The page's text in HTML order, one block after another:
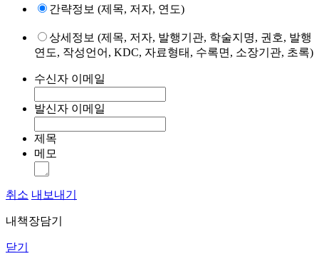
간략정보 (제목, 저자, 연도)
상세정보 (제목, 저자, 발행기관, 학술지명, 권호, 발행
연도, 작성언어, KDC, 자료형태, 수록면, 소장기관, 초록)
수신자 이메일
발신자 이메일
제목
메모
취소 내보내기
내책장담기
닫기